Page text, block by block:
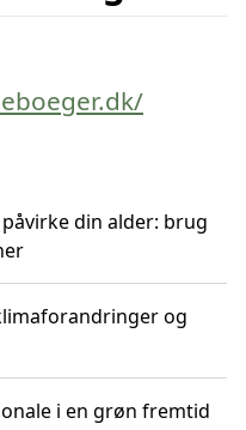
din alder: brug
og
i en grøn fremtid